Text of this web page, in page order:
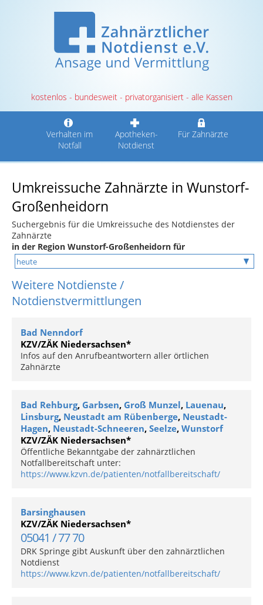
kostenlos - bundesweit - privatorganisiert - alle Kassen
Verhalten im
Notfall
Apotheken-
Notdienst
Für Zahnärzte
Umkreissuche Zahnärzte in Wunstorf-
Großenheidorn
Suchergebnis für die Umkreissuche des Notdienstes der
Zahnärzte
in der Region Wunstorf-Großenheidorn für
Weitere Notdienste /
Notdienstvermittlungen
Bad Nenndorf
KZV/ZÄK Niedersachsen*
Infos auf den Anrufbeantwortern aller örtlichen
Zahnärzte
Bad Rehburg, Garbsen, Groß Munzel, Lauenau,
Linsburg, Neustadt am Rübenberge, Neustadt-
Hagen, Neustadt-Schneeren, Seelze, Wunstorf
KZV/ZÄK Niedersachsen*
Öffentliche Bekanntgabe der zahnärztlichen
Notfallbereitschaft unter:
https://www.kzvn.de/patienten/notfallbereitschaft/
Barsinghausen
KZV/ZÄK Niedersachsen*
05041 / 77 70
DRK Springe gibt Auskunft über den zahnärztlichen
Notdienst
https://www.kzvn.de/patienten/notfallbereitschaft/